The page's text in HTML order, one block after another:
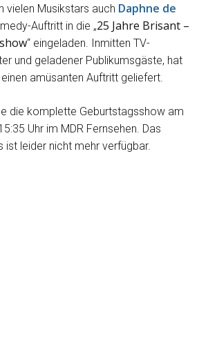
vielen Musikstars auch Daphne de
Auftritt in die „25 Jahre Brisant –
“ eingeladen. Inmitten TV-
und geladener Publikumsgäste, hat
einen amüsanten Auftritt geliefert.
die komplette Geburtstagsshow am
Uhr im MDR Fernsehen. Das
ist leider nicht mehr verfügbar.